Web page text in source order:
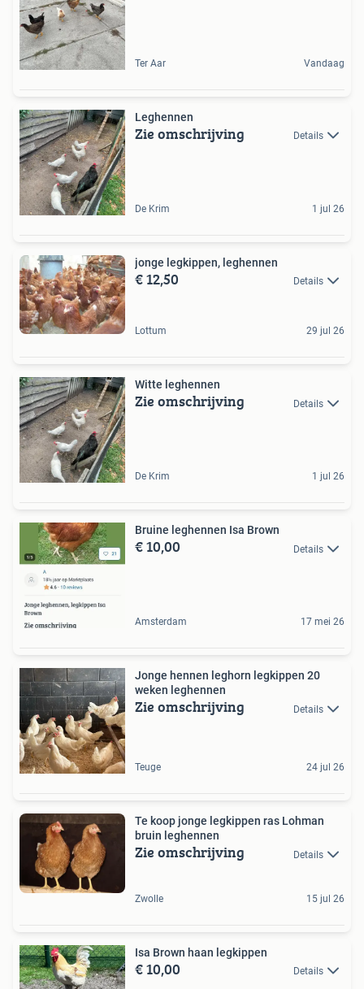
Ter Aar Vandaag
Leghennen
Zie omschrijving Details
De Krim 1 jul 26
jonge legkippen, leghennen
€ 12,50 Details
Lottum 29 jul 26
Witte leghennen
Zie omschrijving Details
De Krim 1 jul 26
Bruine leghennen Isa Brown
€ 10,00 Details
Amsterdam 17 mei 26
Jonge hennen leghorn legkippen 20
weken leghennen
Zie omschrijving Details
Teuge 24 jul 26
Te koop jonge legkippen ras Lohman
bruin leghennen
Zie omschrijving Details
Zwolle 15 jul 26
Isa Brown haan legkippen
€ 10,00 Details